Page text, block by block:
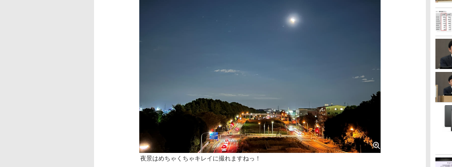
夜景はめちゃくちゃキレイに撮れますねっ！